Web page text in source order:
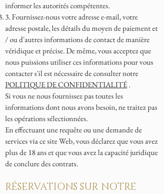
informer les autorités compétentes.
3. Fournissez-nous votre adresse e-mail, votre
adresse postale, les détails du moyen de paiement et
/ ou d'autres informations de contact de manière
véridique et précise. De même, vous acceptez que
nous puissions utiliser ces informations pour vous
contacter s'il est nécessaire de consulter notre
POLITIQUE DE CONFIDENTIALITÉ .
Si vous ne nous fournissez pas toutes les
informations dont nous avons besoin, ne traitez pas
les opérations sélectionnées.
En effectuant une requête ou une demande de
services via ce site Web, vous déclarez que vous avez
plus de 18 ans et que vous avez la capacité juridique
de conclure des contrats.
RÉSERVATIONS SUR NOTRE